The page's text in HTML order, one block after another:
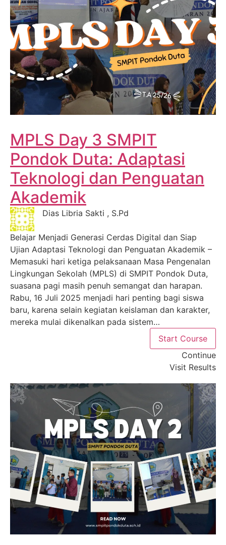
MPLS Day 3 SMPIT
Pondok Duta: Adaptasi
Teknologi dan Penguatan
Akademik
Dias Libria Sakti , S.Pd
Belajar Menjadi Generasi Cerdas Digital dan Siap
Ujian Adaptasi Teknologi dan Penguatan Akademik –
Memasuki hari ketiga pelaksanaan Masa Pengenalan
Lingkungan Sekolah (MPLS) di SMPIT Pondok Duta,
suasana pagi masih penuh semangat dan harapan.
Rabu, 16 Juli 2025 menjadi hari penting bagi siswa
baru, karena selain kegiatan keislaman dan karakter,
mereka mulai dikenalkan pada sistem…
Start Course
Continue
Visit Results